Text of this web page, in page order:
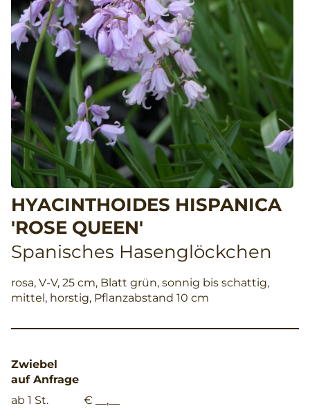
HYACINTHOIDES HISPANICA
'ROSE QUEEN'
Spanisches Hasenglöckchen
rosa, V-V, 25 cm, Blatt grün, sonnig bis schattig,
mittel, horstig, Pflanzabstand 10 cm
Zwiebel
auf Anfrage
ab 1 St.
€ __,__